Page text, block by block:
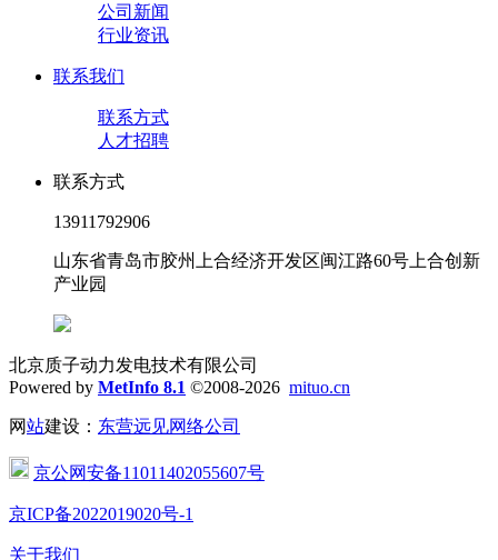
公司新闻
行业资讯
联系我们
联系方式
人才招聘
联系方式
13911792906
山东省青岛市胶州上合经济开发区闽江路60号上合创新
产业园
北京质子动力发电技术有限公司
Powered by MetInfo 8.1 ©2008-2026 mituo.cn
网站建设： 东营远见网络公司
京公网安备11011402055607号
京ICP备2022019020号-1
关于我们